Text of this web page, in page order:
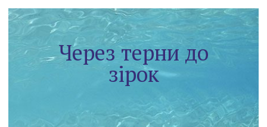
Через терни до
зірок